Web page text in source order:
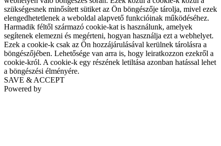
szükségesnek minősített sütiket az Ön böngészője tárolja, mivel ezek
elengedhetetlenek a weboldal alapvető funkcióinak működéséhez.
Harmadik féltől származó cookie-kat is használunk, amelyek
segítenek elemezni és megérteni, hogyan használja ezt a webhelyet.
Ezek a cookie-k csak az Ön hozzájárulásával kerülnek tárolásra a
böngészőjében. Lehetősége van arra is, hogy leiratkozzon ezekről a
cookie-król. A cookie-k egy részének letiltása azonban hatással lehet
a böngészési élményére.
SAVE & ACCEPT
Powered by